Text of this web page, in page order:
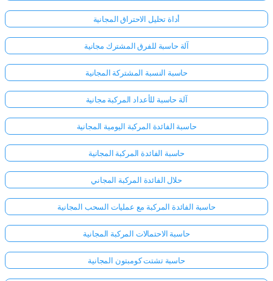
أداة تحليل الاحتراق المجانية
آلة حاسبة للفرق المشترك مجانية
حاسبة النسبة المشتركة المجانية
آلة حاسبة للأعداد المركبة مجانية
حاسبة الفائدة المركبة اليومية المجانية
حاسبة الفائدة المركبة المجانية
حلال الفائدة المركبة المجاني
حاسبة الفائدة المركبة مع عمليات السحب المجانية
حاسبة الاحتمالات المركبة المجانية
حاسبة تشتت كومبتون المجانية